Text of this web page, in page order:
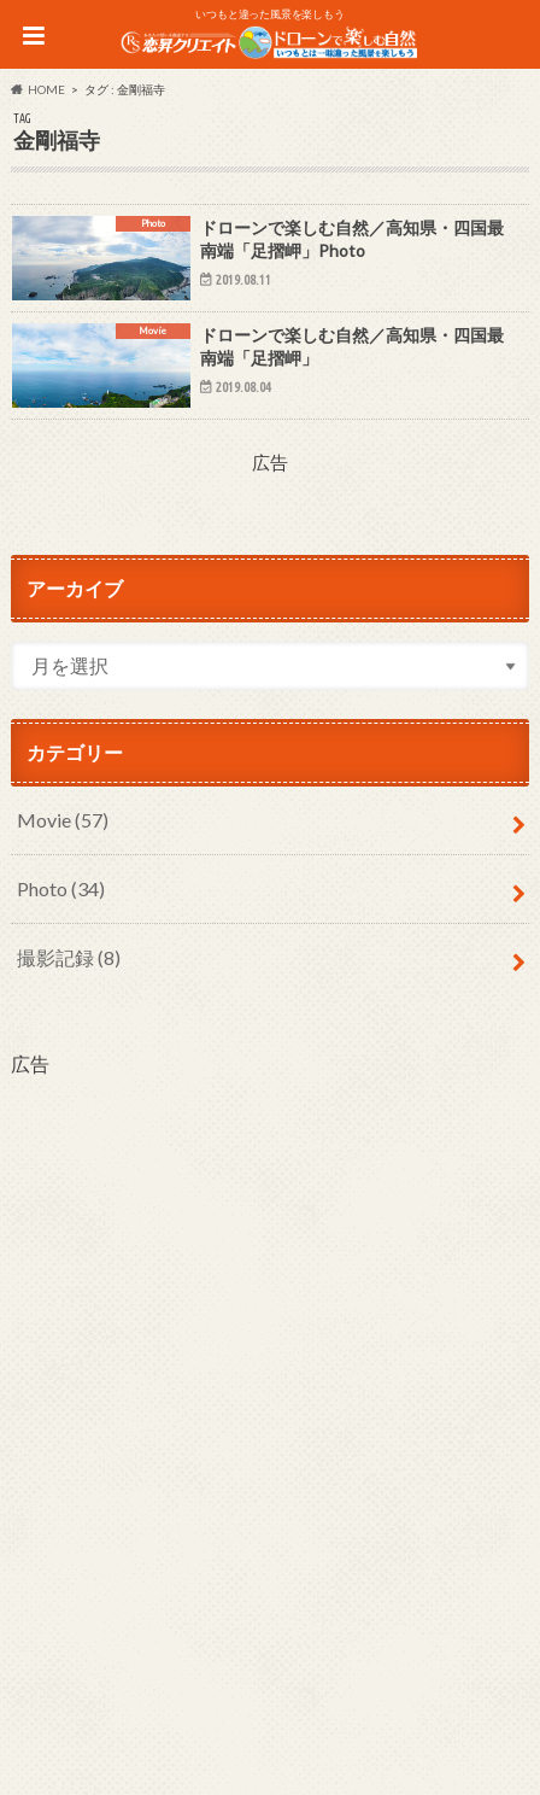
いつもと違った風景を楽しもう
HOME タグ : 金剛福寺
TAG
金剛福寺
Photo
ドローンで楽しむ自然／高知県・四国最
南端「足摺岬」Photo
2019.08.11
Movie
ドローンで楽しむ自然／高知県・四国最
南端「足摺岬」
2019.08.04
広告
アーカイブ
カテゴリー
Movie(57)
Photo (34)
撮影記録(8)
広告